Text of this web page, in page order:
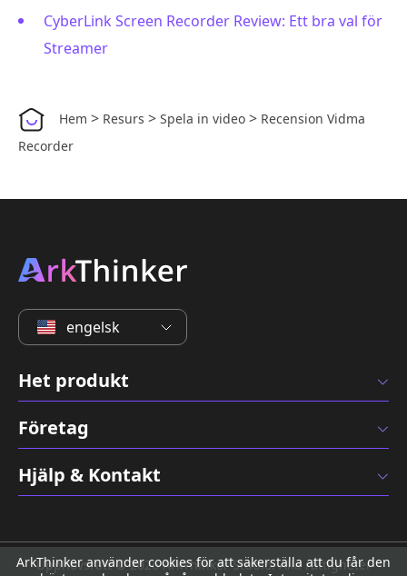
CyberLink Screen Recorder Review: Ett bra val för
Streamer
Hem > Resurs > Spela in video > Recension Vidma
Recorder
engelsk
Het produkt
Företag
Hjälp & Kontakt
Upphovsrätt © 2026 ArkThinker Studio. Alla rättigheter
ArkThinker använder cookies för att säkerställa att du får den